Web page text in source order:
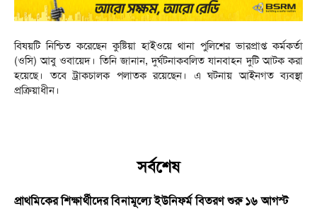
বিষয়টি নিশ্চিত করেছেন কুষ্টিয়া হাইওয়ে থানা পুলিশের ভারপ্রাপ্ত কর্মকর্তা
(ওসি) আবু ওবায়েদ। তিনি জানান, দুর্ঘটনাকবলিত যানবাহন দুটি আটক করা
হয়েছে। তবে ট্রাকচালক পলাতক রয়েছেন। এ ঘটনায় আইনগত ব্যবস্থা
প্রক্রিয়াধীন।
সর্বশেষ
প্রাথমিকের শিক্ষার্থীদের বিনামূল্যে ইউনিফর্ম বিতরণ শুরু ১৬ আগস্ট